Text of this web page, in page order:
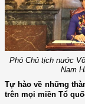
Phó Chủ tịch nước
Nam
Tự hào về những
trên mọi miền Tổ